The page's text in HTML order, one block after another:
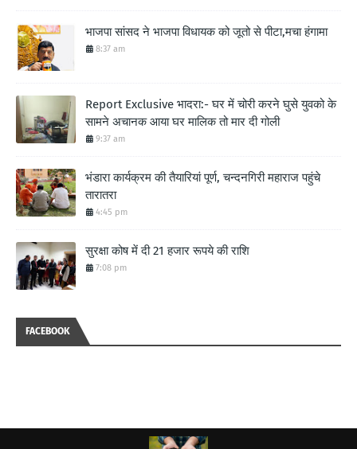
भाजपा सांसद ने भाजपा विधायक को जूतो से पीटा,मचा हंगामा
8:37 am
Report Exclusive भादरा:- घर में चोरी करने घुसे युवको के
सामने अचानक आया घर मालिक तो मार दी गोली
9:37 am
भंडारा कार्यक्रम की तैयारियां पूर्ण, चन्दनगिरी महाराज पहुंचे
तारातरा
4:45 pm
सुरक्षा कोष में दी 21 हजार रूपये की राशि
7:08 pm
FACEBOOK